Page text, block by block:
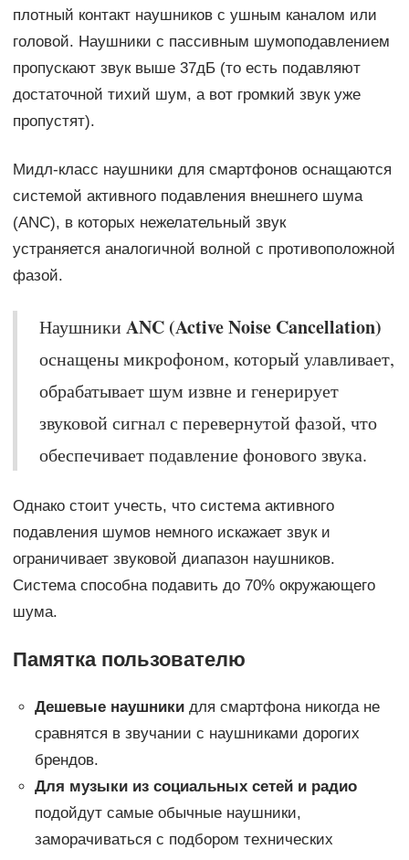
плотный контакт наушников с ушным каналом или
головой. Наушники с пассивным шумоподавлением
пропускают звук выше 37дБ (то есть подавляют
достаточной тихий шум, а вот громкий звук уже
пропустят).
Мидл-класс наушники для смартфонов оснащаются
системой активного подавления внешнего шума
(ANC), в которых нежелательный звук
устраняется аналогичной волной с противоположной
фазой.
Наушники ANC (Active Noise Cancellation)
оснащены микрофоном, который улавливает,
обрабатывает шум извне и генерирует
звуковой сигнал с перевернутой фазой, что
обеспечивает подавление фонового звука.
Однако стоит учесть, что система активного
подавления шумов немного искажает звук и
ограничивает звуковой диапазон наушников.
Система способна подавить до 70% окружающего
шума.
Памятка пользователю
Дешевые наушникидля смартфона никогда не
сравнятся в звучании с наушниками дорогих
брендов.
Для музыки из социальных сетей и радио
подойдут самые обычные наушники,
заморачиваться с подбором технических